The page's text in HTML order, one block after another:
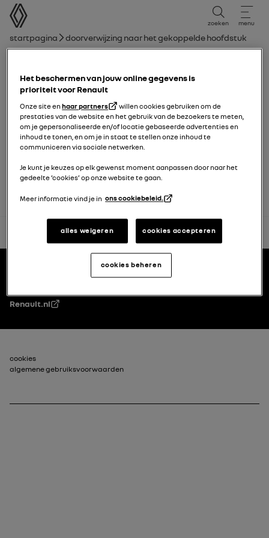
Gebruikershandleiding
zoeken menu
broodkruimelnavigatie
Startpagina Doorverwijzing naar het gekoppelde hoofdstuk
Snelheidsbegrenzer
Adaptieve snelheidsregelaar
Active driver assist
terug naar boven
gebruikershandleidingen
Renault.nl
Voettekst_2
cookies
algemene gebruiksvoorwaarden
Het beschermen van jouw online gegevens is
prioriteit voor Renault
Onze site enhaar partners
willen cookies gebruiken om de
prestaties van de website en het gebruik van de bezoekers te meten,
om je gepersonaliseerde en/of locatie gebaseerde advertenties en
inhoud te tonen, en om je in staat te stellen onze inhoud te
communiceren via sociale netwerken.
Je kunt je keuzes op elk gewenst moment aanpassen door naar het
gedeelte ‘cookies’ op onze website te gaan.
Meer informatie vind je in ons cookiebeleid.
alles weigeren cookies accepteren
cookies beheren